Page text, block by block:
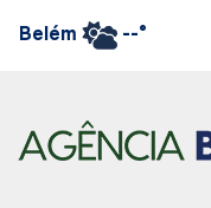
Belém --°